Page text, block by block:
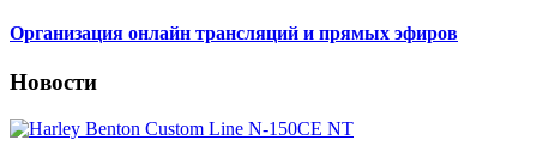
Организация онлайн трансляций и прямых эфиров
Новости